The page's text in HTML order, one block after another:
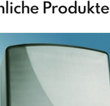
Produkte